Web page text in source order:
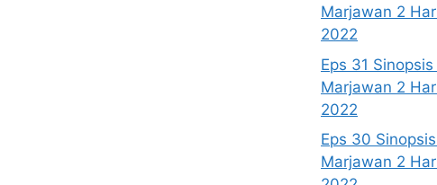
Marjawan 2
2022
Eps 31
Marjawan 2
2022
Eps 30
Marjawan 2